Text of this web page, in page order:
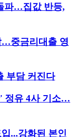
파…집값 반등,
…중금리대출 영
부담 커진다
' 정유 4사 기소…
...강화된 본인